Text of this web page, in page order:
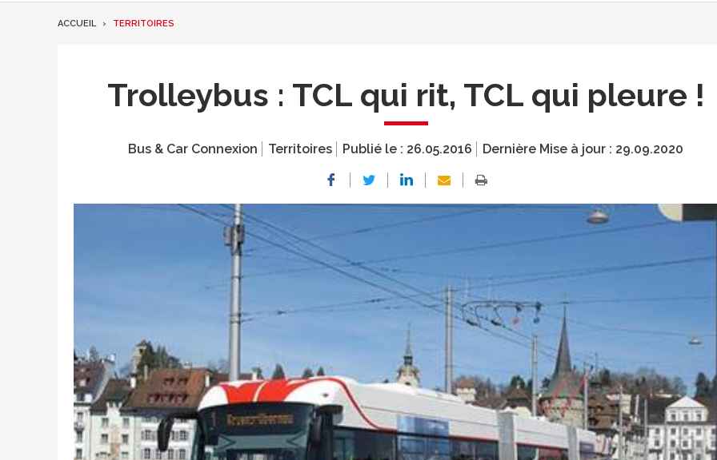
ACCUEIL TERRITOIRES
Trolleybus : TCL qui rit, TCL qui pleure !
Bus & Car Connexion Territoires Publié le : 26.05.2016 Dernière Mise à jour : 29.09.2020